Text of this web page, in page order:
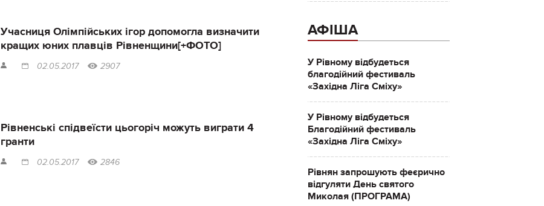
Учасниця Олімпійських ігор допомогла визначити
кращих юних плавців Рівненщини[+ФОТО]
02.05.2017 2907
Рівненські спідвеїсти цьогоріч можуть виграти 4
гранти
02.05.2017 2846
АФІША
У Рівному відбудеться
благодійний фестиваль
«Західна Ліга Сміху»
У Рівному відбудеться
Благодійний фестиваль
«Західна Ліга Сміху»
Рівнян запрошують феєрично
відгуляти День святого
Миколая (ПРОГРАМА)